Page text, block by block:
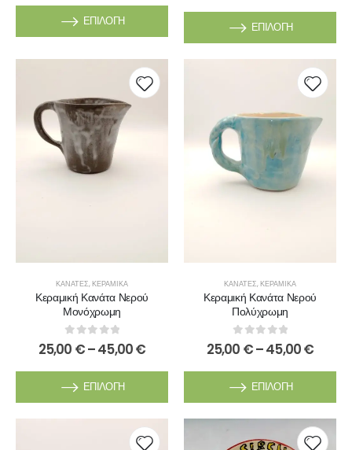
ΕΠΙΛΟΓΉ ΕΠΙΛΟΓΉ
ΚΑΝΆΤΕΣ,ΚΕΡΑΜΙΚΆ
Κεραμική Κανάτα Νερού
Μονόχρωμη
0 out of 5
25,00 €–45,00€
ΕΠΙΛΟΓΉ
ΚΑΝΆΤΕΣ,ΚΕΡΑΜΙΚΆ
Κεραμική Κανάτα Νερού
Πολύχρωμη
0 out of 5
25,00 €–45,00€
ΕΠΙΛΟΓΉ